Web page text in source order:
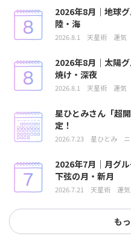
2026年8月｜地球
陸・海
2026.8.1 天星術 運気
2026年8月｜太陽
焼け・深夜
2026.8.1 天星術 運気
星ひとみさん「超
定！
2026.7.23 星ひとみ
2026年7月｜月グ
下弦の月・新月
2026.7.21 天星術 運気
も